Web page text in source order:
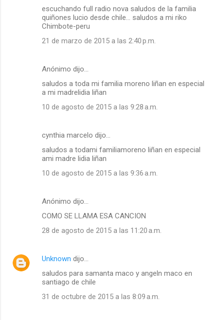
escuchando full radio nova saludos de la familia
quiñones lucio desde chile... saludos a mi riko
Chimbote-peru
21 de marzo de 2015 a las 2:40 p.m.
Anónimo dijo…
saludos a toda mi familia moreno liñan en especial
a mi madrelidia liñan
10 de agosto de 2015 a las 9:28 a.m.
cynthia marcelo dijo…
saludos a todami familiamoreno liñan en especial
ami madre lidia liñan
10 de agosto de 2015 a las 9:36 a.m.
Anónimo dijo…
COMO SE LLAMA ESA CANCION
28 de agosto de 2015 a las 11:20 a.m.
Unknown dijo…
saludos para samanta maco y angeln maco en
santiago de chile
31 de octubre de 2015 a las 8:09 a.m.